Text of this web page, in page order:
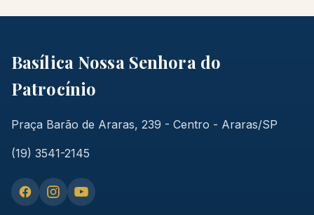
Basílica Nossa Senhora do
Patrocínio
Praça Barão de Araras, 239 - Centro - Araras/SP
(19) 3541-2145